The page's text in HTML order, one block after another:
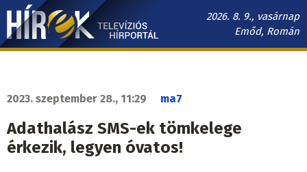
Ugrás
tartalomra
2026. 8. 9., vasárnap
Emőd, Román
Hírek.sk
2023. szeptember 28., 11:29 ma7
Adathalász SMS-ek tömkelege
érkezik, legyen óvatos!